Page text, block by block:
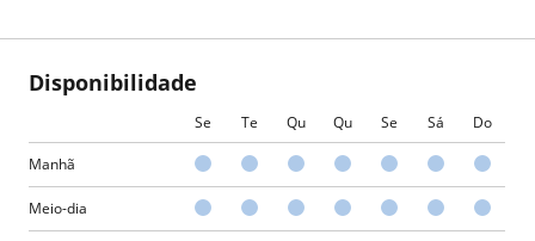
Disponibilidade
Se Te Qu Qu Se Sá Do
Manhã
Meio-dia